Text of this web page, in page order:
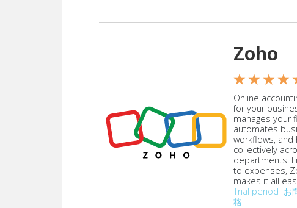
Zoho
★ ★ ★ ★
Online
for your
manages your
automates
workflows, and
collectively
departments.
to expenses,
makes it all
Trial period お
格